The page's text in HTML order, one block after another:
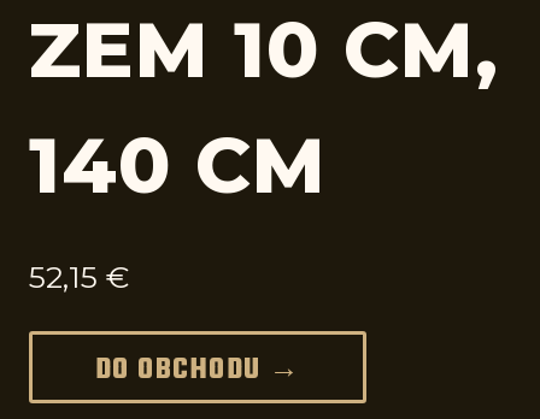
ZEM 10 CM,
140 CM
52,15 €
DO OBCHODU →